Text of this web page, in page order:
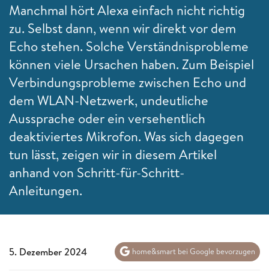
Manchmal hört Alexa einfach nicht richtig
zu. Selbst dann, wenn wir direkt vor dem
Echo stehen. Solche Verständnisprobleme
können viele Ursachen haben. Zum Beispiel
Verbindungsprobleme zwischen Echo und
dem WLAN-Netzwerk, undeutliche
Aussprache oder ein versehentlich
deaktiviertes Mikrofon. Was sich dagegen
tun lässt, zeigen wir in diesem Artikel
anhand von Schritt-für-Schritt-
Anleitungen.
5. Dezember 2024 home&smart bei Google bevorzugen